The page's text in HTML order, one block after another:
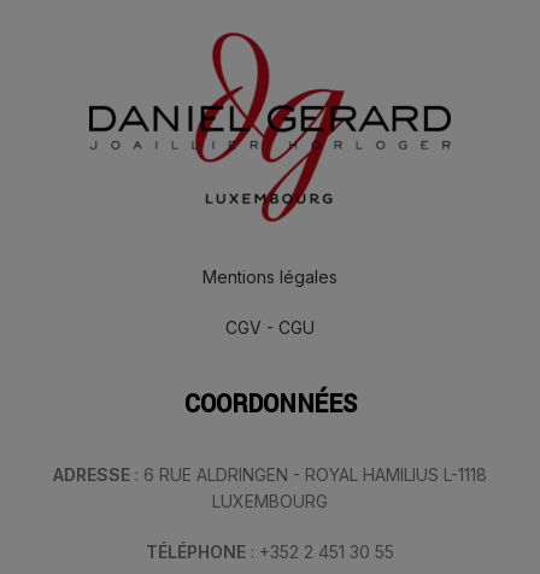
Mentions légales
CGV - CGU
COORDONNÉES
ADRESSE : 6 RUE ALDRINGEN - ROYAL HAMILIUS L-1118
LUXEMBOURG
TÉLÉPHONE : +352 2 451 30 55